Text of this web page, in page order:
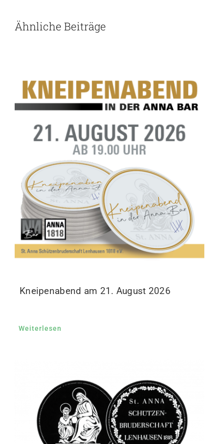
Ähnliche Beiträge
Kneipenabend am 21. August 2026
Weiterlesen